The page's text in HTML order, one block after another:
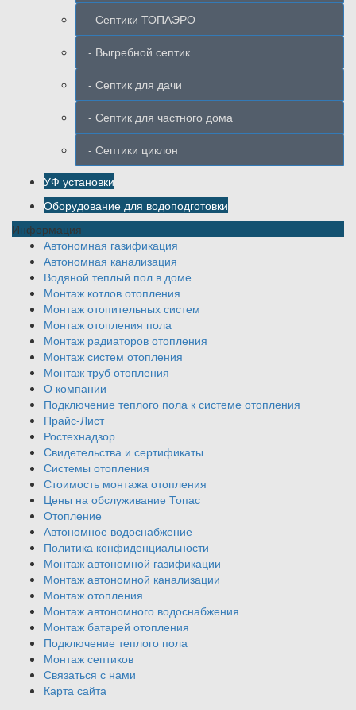
- Септики ТОПАЭРО
- Выгребной септик
- Септик для дачи
- Септик для частного дома
- Септики циклон
УФ установки
Оборудование для водоподготовки
Информация
Автономная газификация
Автономная канализация
Водяной теплый пол в доме
Монтаж котлов отопления
Монтаж отопительных систем
Монтаж отопления пола
Монтаж радиаторов отопления
Монтаж систем отопления
Монтаж труб отопления
О компании
Подключение теплого пола к системе отопления
Прайс-Лист
Ростехнадзор
Свидетельства и сертификаты
Системы отопления
Стоимость монтажа отопления
Цены на обслуживание Топас
Отопление
Автономное водоснабжение
Политика конфиденциальности
Монтаж автономной газификации
Монтаж автономной канализации
Монтаж отопления
Монтаж автономного водоснабжения
Монтаж батарей отопления
Подключение теплого пола
Монтаж септиков
Связаться с нами
Карта сайта